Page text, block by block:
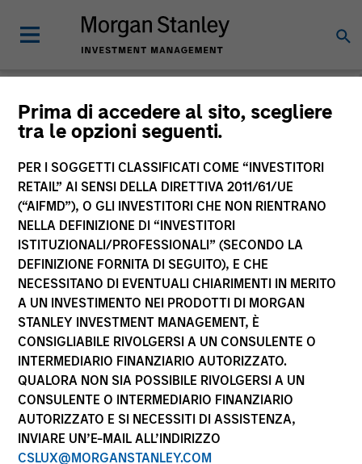
Prima di accedere al sito, scegliere
tra le opzioni seguenti.
PER I SOGGETTI CLASSIFICATI COME “INVESTITORI
RETAIL” AI SENSI DELLA DIRETTIVA 2011/61/UE
(“AIFMD”), O GLI INVESTITORI CHE NON RIENTRANO
NELLA DEFINIZIONE DI “INVESTITORI
ISTITUZIONALI/PROFESSIONALI” (SECONDO LA
DEFINIZIONE FORNITA DI SEGUITO), E CHE
NECESSITANO DI EVENTUALI CHIARIMENTI IN MERITO
A UN INVESTIMENTO NEI PRODOTTI DI MORGAN
STANLEY INVESTMENT MANAGEMENT, È
CONSIGLIABILE RIVOLGERSI A UN CONSULENTE O
INTERMEDIARIO FINANZIARIO AUTORIZZATO.
QUALORA NON SIA POSSIBILE RIVOLGERSI A UN
CONSULENTE O INTERMEDIARIO FINANZIARIO
AUTORIZZATO E SI NECESSITI DI ASSISTENZA,
INVIARE UN’E-MAIL ALL’INDIRIZZO
CSLUX@MORGANSTANLEY.COM
Morgan Stanley
Investment Funds
La presente comunicazione ha carattere promozionale.
La performance passata non è un indicatore affidabile dei
risultati futuri. I rendimenti possono aumentare o diminuire
per effetto delle oscillazioni valutarie. Tutti i dati di
performance sono calcolati in base al valore del
patrimonio netto (NAV), al netto delle spese, e non
comprendono le commissioni e gli oneri relativi
all’emissione e al rimborso delle quote. Tutti i dati relativi
alle performance e agli indici sono tratti da Morgan
Stanley Investment Management.